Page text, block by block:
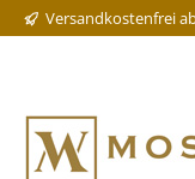
Versandkostenfrei